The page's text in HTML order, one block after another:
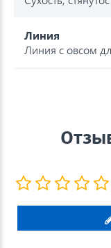
Линия
Линия с овсом